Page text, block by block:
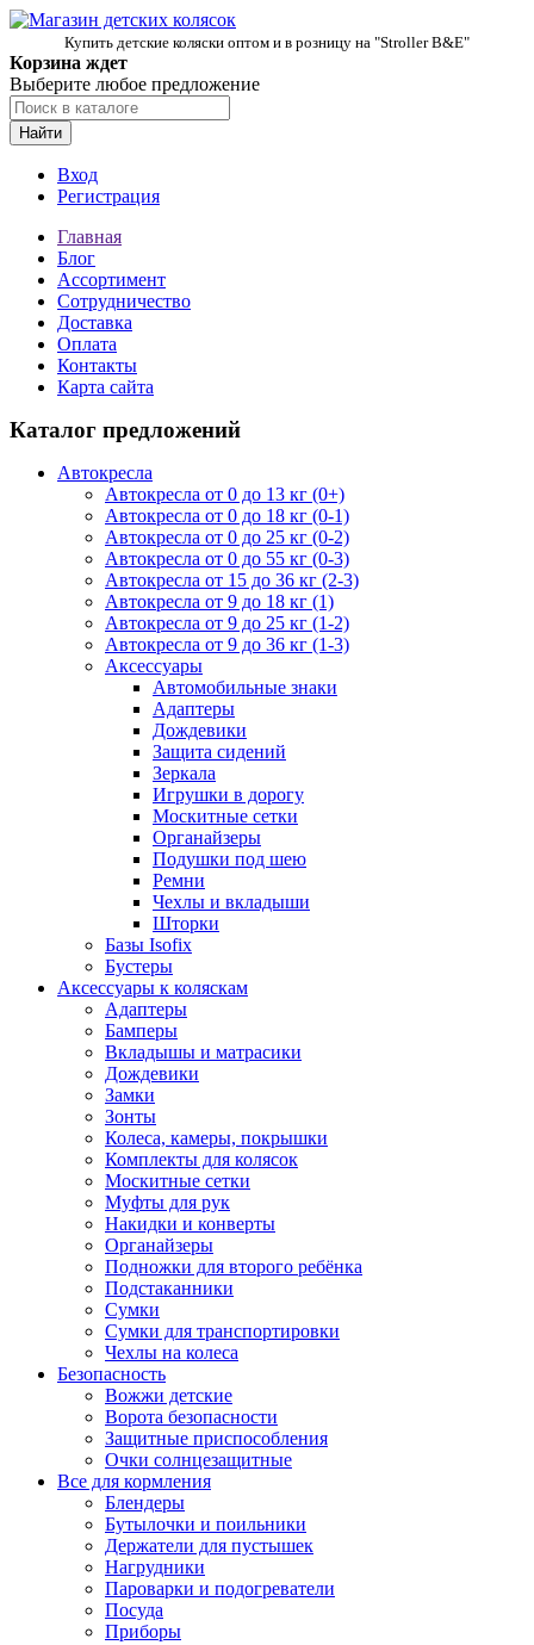
Купить детские коляски оптом и в розницу на "Stroller B&E"
Корзина ждет
Выберите любое предложение
Найти
Вход
Регистрация
Главная
Блог
Ассортимент
Сотрудничество
Доставка
Оплата
Контакты
Карта сайта
Каталог предложений
Автокресла
Автокресла от 0 до 13 кг (0+)
Автокресла от 0 до 18 кг (0-1)
Автокресла от 0 до 25 кг (0-2)
Автокресла от 0 до 55 кг (0-3)
Автокресла от 15 до 36 кг (2-3)
Автокресла от 9 до 18 кг (1)
Автокресла от 9 до 25 кг (1-2)
Автокресла от 9 до 36 кг (1-3)
Аксессуары
Автомобильные знаки
Адаптеры
Дождевики
Защита сидений
Зеркала
Игрушки в дорогу
Москитные сетки
Органайзеры
Подушки под шею
Ремни
Чехлы и вкладыши
Шторки
Базы Isofix
Бустеры
Аксессуары к коляскам
Адаптеры
Бамперы
Вкладышы и матрасики
Дождевики
Замки
Зонты
Колеса, камеры, покрышки
Комплекты для колясок
Москитные сетки
Муфты для рук
Накидки и конверты
Органайзеры
Подножки для второго ребёнка
Подстаканники
Сумки
Сумки для транспортировки
Чехлы на колеса
Безопасность
Вожжи детские
Ворота безопасности
Защитные приспособления
Очки солнцезащитные
Все для кормления
Блендеры
Бутылочки и поильники
Держатели для пустышек
Нагрудники
Пароварки и подогреватели
Посуда
Приборы